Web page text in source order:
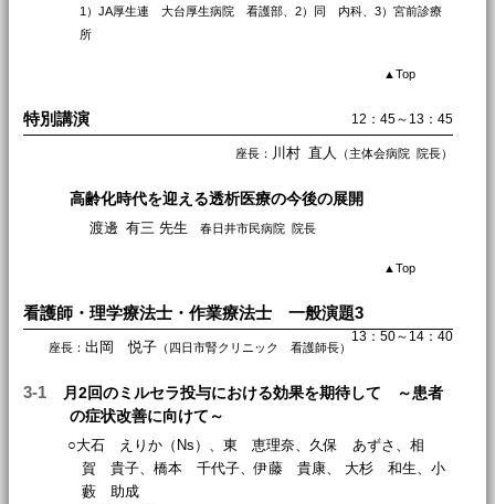
1）JA厚生連 大台厚生病院 看護部、2）同 内科、3）宮前診療
所
▲Top
特別講演 12：45～13：45
座長： 川村 直人 （主体会病院 院長）
高齢化時代を迎える透析医療の今後の展開
渡邊 有三 先生 春日井市民病院 院長
▲Top
看護師・理学療法士・作業療法士 一般演題3
13：50～14：40
座長：出岡 悦子 （四日市腎クリニック 看護師長）
3-1
月2回のミルセラ投与における効果を期待して ～患者
の症状改善に向けて～
○大石 えりか（Ns）、東 恵理奈、久保 あずさ、相
賀 貴子、橋本 千代子、伊藤 貴康、 大杉 和生、小
藪 助成